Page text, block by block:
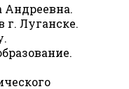
г. Луганске.